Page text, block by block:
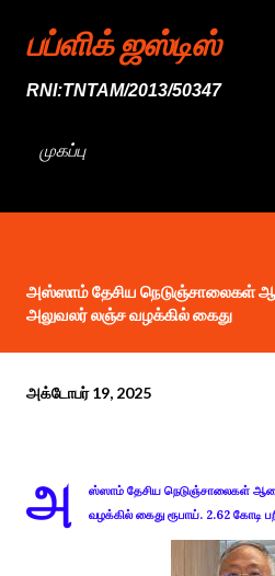
முதன்மை
பப்ளிக் ஜஸ்டிஸ்
RNI:TNTAM/2013/50347
முகப்பு
அஸ்ஸாம் தேசிய நெடுஞ்சாலைகள்
அலுவலர் லஞ்ச வழக்கில் கைது
அக்டோபர் 19, 2025
அ
ஸ்ஸாம் தேசிய நெடுஞ்சாலைகள்
வழக்கில் கைது ரூபாய். 2.62 கோடி